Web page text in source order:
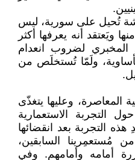
تُحيل على سورية، ليس
ويَعتقد أنه يعرفها أكثر
المخبري لضروب انعدام
ولَمّا تُستخلَص من
المعاصرة، وعليها يتغذّى
التجربة الاستعمارية
التجربة بعد انقضائها
مُستعمِرينا السابقين،
أمامه وأمامهم. وفي